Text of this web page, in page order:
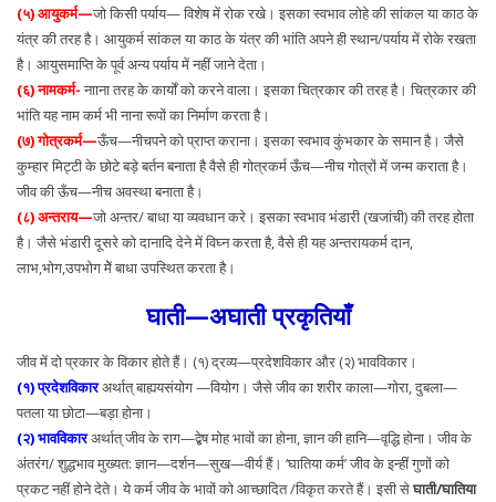
(५) आयुकर्म—जो किसी पर्याय— विशेष में रोक रखे। इसका स्वभाव लोहे की सांकल या काठ के
यंत्र की तरह है। आयुकर्म सांकल या काठ के यंत्र की भांति अपने ही स्थान/पर्याय में रोके रखता
है। आयुसमाप्ति के पूर्व अन्य पर्याय में नहीं जाने देता।
(६) नामकर्म- नााना तरह के कार्यों को करने वाला। इसका चित्रकार की तरह है। चित्रकार की
भांति यह नाम कर्म भी नाना रूपों का निर्माण करता है।
(७) गोत्रकर्म—ऊँच—नीचपने को प्राप्त कराना। इसका स्वभाव कुंभकार के समान है। जैसे
कुम्हार मिट्टी के छोटे बड़े बर्तन बनाता है वैसे ही गोत्रकर्म ऊँच—नीच गोत्रों में जन्म कराता है।
जीव की ऊँच—नीच अवस्था बनाता है।
(८) अन्तराय—जो अन्तर/ बाधा या व्यवधान करे। इसका स्वभाव भंडारी (खजांची) की तरह होता
है। जैसे भंडारी दूसरे को दानादि देने में विघ्न करता है, वैसे ही यह अन्तरायकर्म दान,
लाभ,भोग,उपभोग मेें बाधा उपस्थित करता है।
घाती—अघाती प्रकृतियाँ
जीव में दो प्रकार के विकार होते हैं। (१) द्रव्य—प्रदेशविकार और (२) भावविकार।
(१) प्रदेशविकारअर्थात् बाह्ययसंयोग —वियोग। जैसे जीव का शरीर काला—गोरा, दुबला—
पतला या छोटा—बड़ा होना।
(२) भावविकारअर्थात् जीव के राग—द्बेष मोह भावों का होना, ज्ञान की हानि—वृद्धि होना। जीव के
अंतरंग/ शुद्धभाव मुख्यत: ज्ञान—दर्शन—सुख—वीर्य हैं। ‘घातिया कर्म’ जीव के इन्हीं गुणों को
प्रकट नहीं होने देते। ये कर्म जीव के भावों को आच्छादित /विकृत करते हैं। इसी सेघाती/घातिया